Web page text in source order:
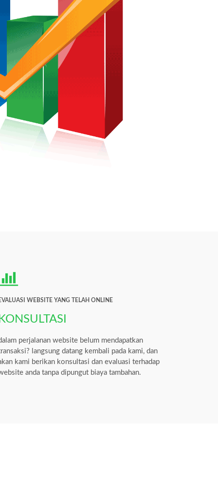
WEBSITE YANG TELAH ONLINE
perjalanan website belum mendapatkan
langsung datang kembali pada kami, dan
kami berikan konsultasi dan evaluasi terhadap
anda tanpa dipungut biaya tambahan.